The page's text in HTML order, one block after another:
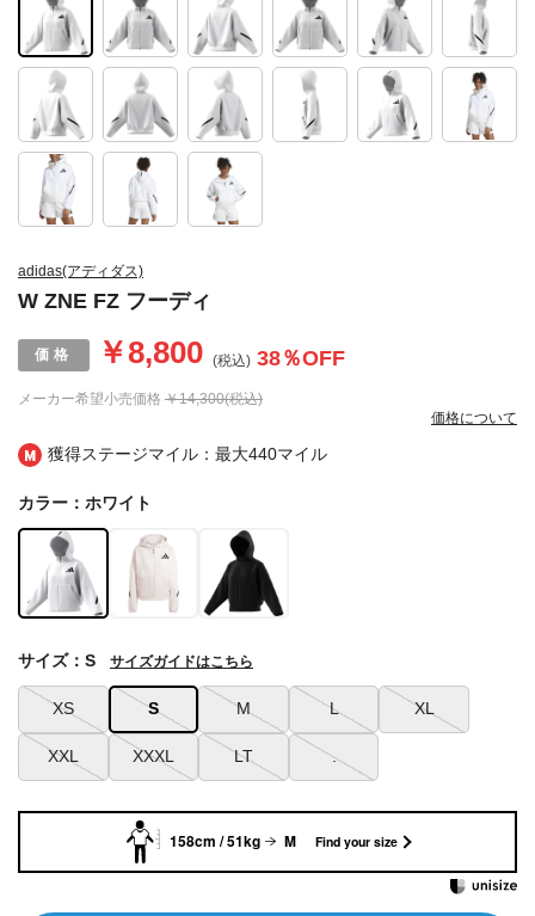
獲得ステージマイル：最大440マイル
adidas(アディダス)
W ZNE FZ フーディ
メーカー希望小売価格 ￥14,300(税込)
￥8,800 (税込) 38％OFF
価格について
カラー：ホワイト
XS S M L XL
XXL XXXL LT .
サイズ：S サイズガイドはこちら
158cm / 51kg M Find your size